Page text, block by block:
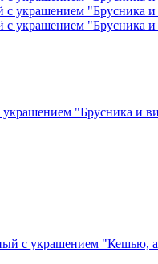
"Брусника и